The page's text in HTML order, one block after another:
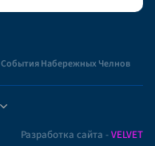
Набережных Челнов
Разработка сайта -VELVET